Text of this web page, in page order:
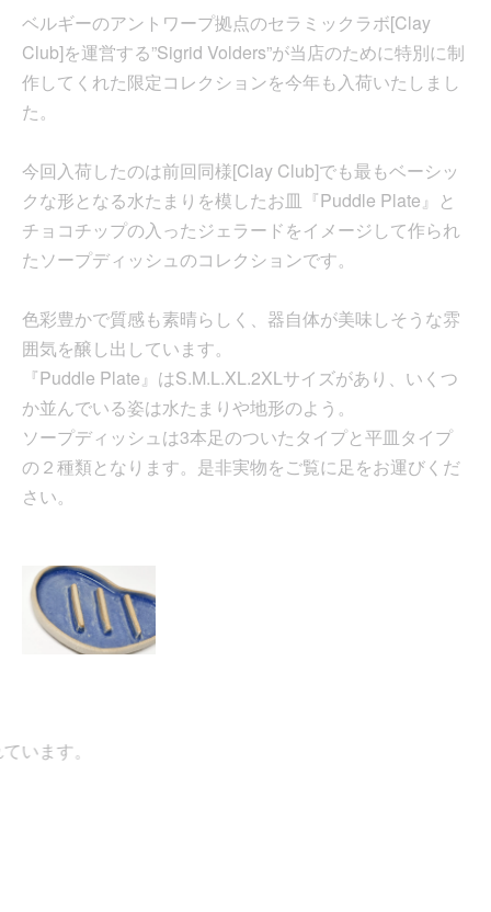
ベルギーのアントワープ拠点のセラミックラボ[Clay
Club]を運営する”Sigrid Volders”が当店のために特別に制
作してくれた限定コレクションを今年も入荷いたしまし
た。
今回入荷したのは前回同様[Clay Club]でも最もベーシッ
クな形となる水たまりを模したお皿『Puddle Plate』と
チョコチップの入ったジェラードをイメージして作られ
たソープディッシュのコレクションです。
色彩豊かで質感も素晴らしく、器自体が美味しそうな雰
囲気を醸し出しています。
『Puddle Plate』はS.M.L.XL.2XLサイズがあり、いくつ
か並んでいる姿は水たまりや地形のよう。
ソープディッシュは3本足のついたタイプと平皿タイプ
の２種類となります。是非実物をご覧に足をお運びくだ
さい。
ます。